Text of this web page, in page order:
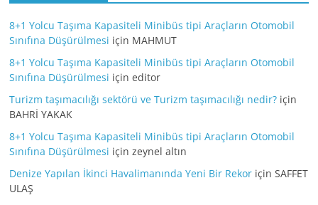
8+1 Yolcu Taşıma Kapasiteli Minibüs tipi Araçların Otomobil
Sınıfına Düşürülmesi için MAHMUT
8+1 Yolcu Taşıma Kapasiteli Minibüs tipi Araçların Otomobil
Sınıfına Düşürülmesi içineditor
Turizm taşımacılığı sektörü ve Turizm taşımacılığı nedir? için
BAHRİ YAKAK
8+1 Yolcu Taşıma Kapasiteli Minibüs tipi Araçların Otomobil
Sınıfına Düşürülmesi içinzeynel altın
Denize Yapılan İkinci Havalimanında Yeni Bir Rekor içinSAFFET
ULAŞ